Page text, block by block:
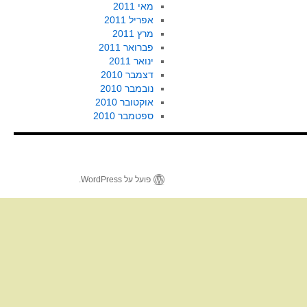
מאי 2011
אפריל 2011
מרץ 2011
פברואר 2011
ינואר 2011
דצמבר 2010
נובמבר 2010
אוקטובר 2010
ספטמבר 2010
פועל על WordPress.